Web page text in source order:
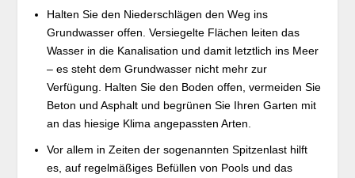
Halten Sie den Niederschlägen den Weg ins
Grundwasser offen. Versiegelte Flächen leiten das
Wasser in die Kanalisation und damit letztlich ins Meer
– es steht dem Grundwasser nicht mehr zur
Verfügung. Halten Sie den Boden offen, vermeiden Sie
Beton und Asphalt und begrünen Sie Ihren Garten mit
an das hiesige Klima angepassten Arten.
Vor allem in Zeiten der sogenannten Spitzenlast hilft
es, auf regelmäßiges Befüllen von Pools und das